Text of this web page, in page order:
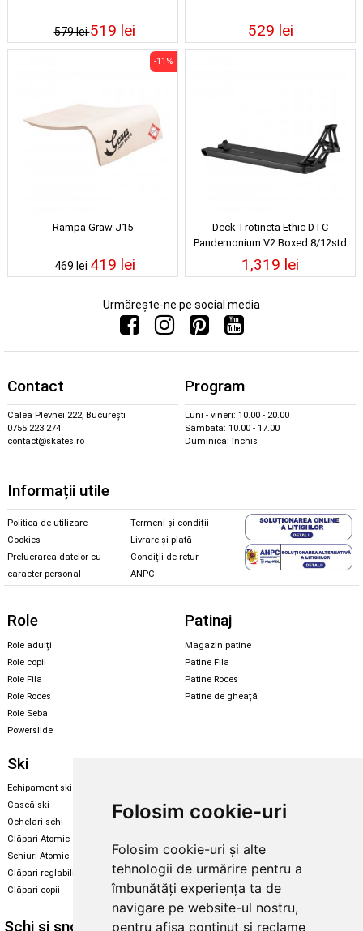
Folosim cookie-uri
Folosim cookie-uri și alte
tehnologii de urmărire pentru a
îmbunătăți experiența ta de
navigare pe website-ul nostru,
pentru afișa conținut și reclame
579 lei519 lei 529 lei
Rampa Graw J15
469 lei
-11%
419 lei
Deck Trotineta Ethic DTC
Pandemonium V2 Boxed 8/12std
Black
1,319 lei
Urmărește-ne pe social media
Contact
Calea Plevnei 222, București
0755 223 274
contact@skates.ro
Program
Luni - vineri: 10.00 - 20.00
Sâmbătă: 10.00 - 17.00
Duminică: închis
Informații utile
Politica de utilizare
Cookies
Prelucrarea datelor cu
caracter personal
Termeni și condiții
Livrare și plată
Condiții de retur
ANPC
Role
Role adulți
Role copii
Role Fila
Role Roces
Role Seba
Powerslide
Patinaj
Magazin patine
Patine Fila
Patine Roces
Patine de gheață
Ski
Echipament ski
Cască ski
Ochelari schi
Clăpari Atomic
Schiuri Atomic
Clăpari reglabili
Clăpari copii
Snowboard
Echipament snowboard
Legături Rome SDS
Skate & longboard
Enuff Skateboards
Schi și snowboard Diverse